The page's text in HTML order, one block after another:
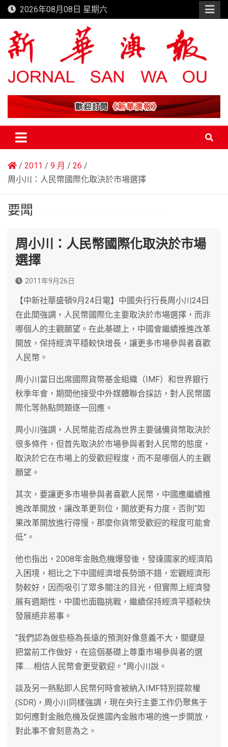
Skip
to
content
2026年08月08日 星期六
新華澳報
2011 9 月
26
周小川：人民幣國際化取決於市場選擇
要聞
周小川：人民幣國際化取決於市場
選擇
2011年9月26日
【中新社華盛頓9月24日電】中國央行行長周小川24日
在此間強調，人民幣國際化主要取決於市場選擇，而非
哪個人的主觀願望。在此基礎上，中國會繼續推進改革
開放，保持經濟平穩較快增長，讓更多市場參與者喜歡
人民幣。
周小川當日出席國際貨幣基金組織（IMF）和世界銀行
秋季年會，期間他接受中外媒體聯合採訪，對人民幣國
際化等熱點問題逐一回應。
周小川強調，人民幣能否成為世界主要儲備貨幣取決於
很多條件，但首先取決於市場參與者對人民幣的態度，
取決於它在市場上的受歡迎程度，而不是哪個人的主觀
願望。
其次，要讓更多市場參與者喜歡人民幣，中國應繼續推
進改革開放，讓改革更到位，開放更有力度，否則“如
果改革開放進行得慢，那麼你貨幣受歡迎的程度可能會
低”。
他也指出，2008年金融危機爆發後，發達國家的經濟陷
入困境，相比之下中國經濟增長勢頭不錯，宏觀經濟形
勢較好，因而吸引了眾多關注的目光，但實際上經濟發
展有週期性，中國也面臨挑戰，繼續保持經濟平穩較快
發展絕非易事。
“我們認為做些極為長遠的預測好像意義不大，關鍵是
把當前工作做好，在這個基礎上尊重市場參與者的選
擇……相信人民幣會更受歡迎。”周小川說。
談及另一熱點即人民幣何時會被納入IMF特別提款權
(SDR)，周小川同樣強調，現在央行主要工作仍聚焦于
如何應對金融危機及促進國內金融市場的進一步開放，
對此事不會刻意為之。